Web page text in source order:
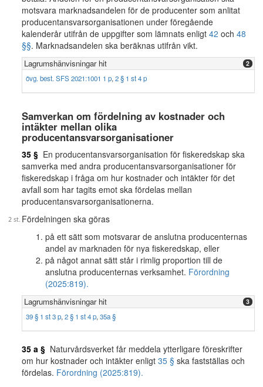
motsvara marknadsandelen för de producenter som anlitat
producentansvarsorganisationen under föregående
kalenderår utifrån de uppgifter som lämnats enligt 42 och 48
§§. Marknadsandelen ska beräknas utifrån vikt.
Lagrumshänvisningar hit 2
övg. best. SFS 2021:1001 1 p, 2 § 1 st 4 p
Samverkan om fördelning av kostnader och
intäkter mellan olika
producentansvarsorganisationer
35 § En producentansvarsorganisation för fiskeredskap ska
samverka med andra producentansvarsorganisationer för
fiskeredskap i fråga om hur kostnader och intäkter för det
avfall som har tagits emot ska fördelas mellan
producentansvarsorganisationerna.
Fördelningen ska göras
på ett sätt som motsvarar de anslutna producenternas
andel av marknaden för nya fiskeredskap, eller
på något annat sätt står i rimlig proportion till de
anslutna producenternas verksamhet. Förordning
(2025:819).
Lagrumshänvisningar hit 3
39 § 1 st 3 p, 2 § 1 st 4 p, 35a §
35 a § Naturvårdsverket får meddela ytterligare föreskrifter
om hur kostnader och intäkter enligt 35 § ska fastställas och
fördelas. Förordning (2025:819).